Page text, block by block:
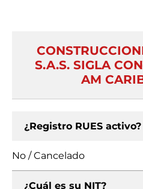
S.A.S. SIGLA
AM
¿Registro RUES activo?
No / Cancelado
¿Cuál es su NIT?